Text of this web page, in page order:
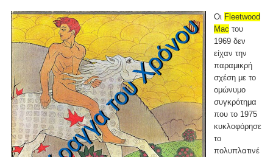
Οι Fleetwood
Mac του
1969 δεν
είχαν την
παραμικρή
σχέση με το
ομώνυμο
συγκρότημα
που το 1975
κυκλοφόρησε
το
πολυπλατινέ